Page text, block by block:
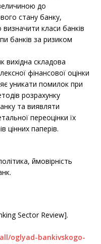
до
стану банку,
класи банків
банків за ризиком
вихідна складова
фінансової оцінки
уникати помилок при
розрахунку
та виявляти
переоцінки їх
цінних паперів.
ймовірність
Sector Re­view].
oglyad-bankivskogo-